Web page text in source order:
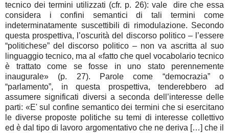
tecnico dei termini utilizzati (cfr. p. 26): vale dire che essa
considera i confini semantici di tali termini come
indeterminatamente suscettibili di rimodulazione. Secondo
questa prospettiva, l’oscurità del discorso politico – l’essere
“politichese” del discorso politico – non va ascritta al suo
linguaggio tecnico, ma al «fatto che quel vocabolario tecnico
è trattato come se fosse in uno stato perennemente
inaugurale» (p. 27). Parole come “democrazia” o
“parlamento”, in questa prospettiva, tenderebbero ad
assumere significati diversi a seconda dell’interesse delle
parti: «E' sul confine semantico dei termini che si esercitano
le diverse proposte politiche su temi di interesse collettivo
ed è dal tipo di lavoro argomentativo che ne deriva […] che il